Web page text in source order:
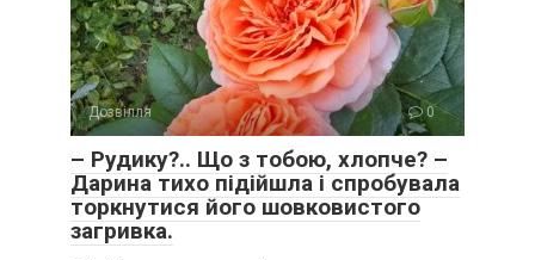
Дозвілля 0
– Рудику?.. Що з тобою, хлопче? –
Дарина тихо підійшла і спробувала
торкнутися його шовковистого
загривка.